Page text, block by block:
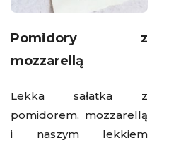
Pomidory z
mozzarellą
Lekka sałatka z
pomidorem, mozzarellą
i naszym lekkiem